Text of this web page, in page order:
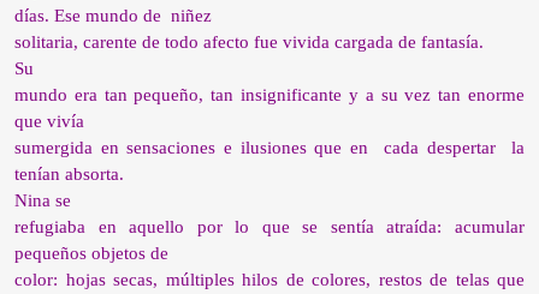
días. Ese mundo de niñez
solitaria, carente de todo afecto fue vivida cargada de fantasía.
Su
mundo era tan pequeño, tan insignificante y a su vez tan enorme
que vivía
sumergida en sensaciones e ilusiones que en
cada despertar
la
tenían absorta.
Nina se
refugiaba en aquello por lo que se sentía atraída: acumular
pequeños objetos de
color: hojas secas, múltiples hilos de colores, restos de telas que